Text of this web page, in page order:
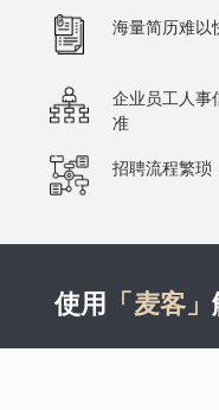
海量简历难以
企业员工人事
准
招聘流程繁琐
使用 「麦客」